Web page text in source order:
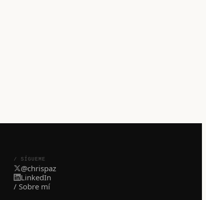
/ SÍGUEME
@chrispaz
LinkedIn
/ Sobre mí